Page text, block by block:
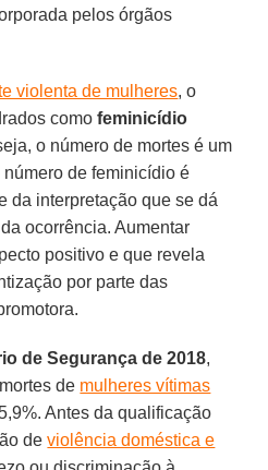
pelos órgãos
violenta de mulheres, o
comofeminicídio
o número de mortes é um
de feminicídio é
da interpretação que se dá
ocorrência. Aumentar
positivo e que revela
por parte das
de Segurança de 2018,
de mulheres vítimas
Antes da qualificação
deviolência doméstica e